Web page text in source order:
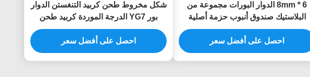
6 * 8mm الدوار البورات مجموعة من
البلاستيك صندوق أنبوب حزمة أصلية
الصلبة شجرة شكل كاربيد بور لالمعدنية
الألومنيوم
احصل على أفضل سعر
شكل مخروط طحن كربيد التنغستن الدوار
بور YG7 الدرجة الموردة كربيد طحن
بورات للصلب المقاوم
احصل على أفضل سعر